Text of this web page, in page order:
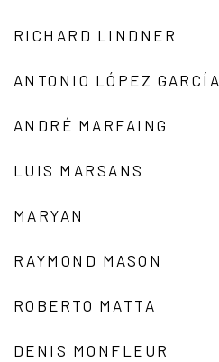
RICHARD LINDNER
ANTONIO LÓPEZ GARCÍA
ANDRÉ MARFAING
LUIS MARSANS
MARYAN
RAYMOND MASON
ROBERTO MATTA
DENIS MONFLEUR